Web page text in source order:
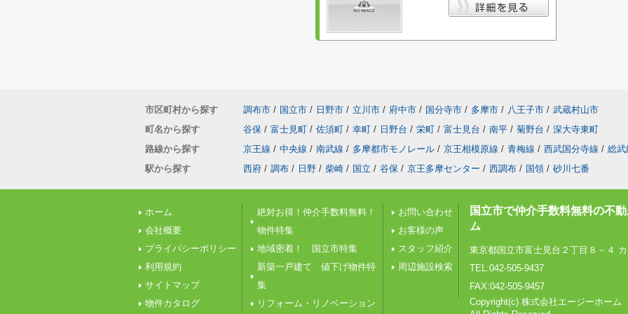
市区町村から探す 調布市 / 国立市 / 日野市 / 立川市 / 府中市 / 国分寺市 / 多摩市 / 八王子市 / 武蔵村山市
町名から探す
谷保 / 富士見町 / 佐須町 / 幸町 / 日野台 / 栄町 / 富士見台 / 南平 / 菊野台 / 深大寺東町
路線から探す
京王線 / 中央線 / 南武線 / 多摩都市モノレール / 京王相模原線 / 青梅線 / 西武国分寺線 / 総武
駅から探す
西府 / 調布 / 日野 / 柴崎 / 国立 / 谷保 / 京王多摩センター / 西調布 / 国領 / 砂川七番
ホーム
会社概要
プライバシーポリシー
利用規約
サイトマップ
物件カタログ
絶対お得！仲介手数料無料！
物件特集
地域密着！ 国立市特集
新築一戸建て 値下げ物件特
集
リフォーム・リノベーション
お問い合わせ
お客様の声
スタッフ紹介
周辺施設検索
国立市で仲介手数料無料の不
ム
東京都国立市富士見台２丁目８－４
TEL:042-505-9437
FAX:042-505-9457
Copyright(c) 株式会社エージーホーム